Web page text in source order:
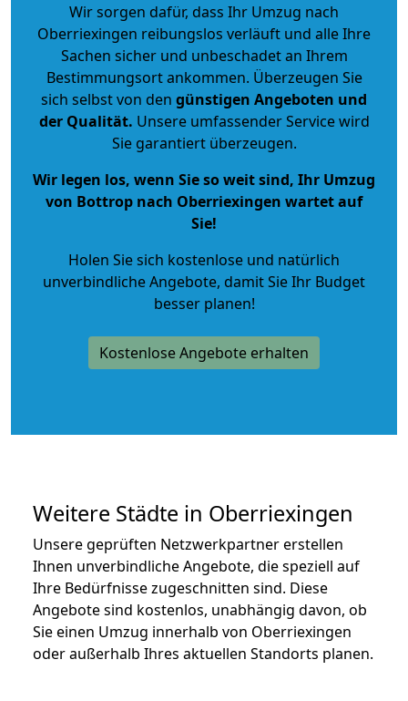
Wir sorgen dafür, dass Ihr Umzug nach
Oberriexingen reibungslos verläuft und alle Ihre
Sachen sicher und unbeschadet an Ihrem
Bestimmungsort ankommen. Überzeugen Sie
sich selbst von den günstigen Angeboten und
der Qualität. Unsere umfassender Service wird
Sie garantiert überzeugen.
Wir legen los, wenn Sie so weit sind, Ihr Umzug
von Bottrop nach Oberriexingen wartet auf
Sie!
Holen Sie sich kostenlose und natürlich
unverbindliche Angebote, damit Sie Ihr Budget
besser planen!
Kostenlose Angebote erhalten
Weitere Städte in Oberriexingen
Unsere geprüften Netzwerkpartner erstellen
Ihnen unverbindliche Angebote, die speziell auf
Ihre Bedürfnisse zugeschnitten sind. Diese
Angebote sind kostenlos, unabhängig davon, ob
Sie einen Umzug innerhalb von Oberriexingen
oder außerhalb Ihres aktuellen Standorts planen.